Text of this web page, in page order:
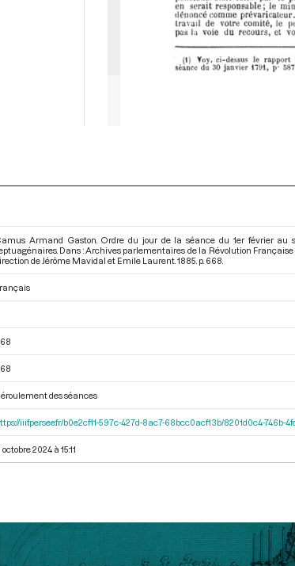
Armand Gaston. Ordre du jour de la séance du 1er février au
Dans : Archives parlementaires de la Révolution
de Jérôme Mavidal et Emile Laurent. 1885. p. 668.
des séances
iiif.persee.fr/b0e2cf11-597c-427d-8ac7-68bcc0acf13b/8201d0c4-
octobre 2024 à 15:11